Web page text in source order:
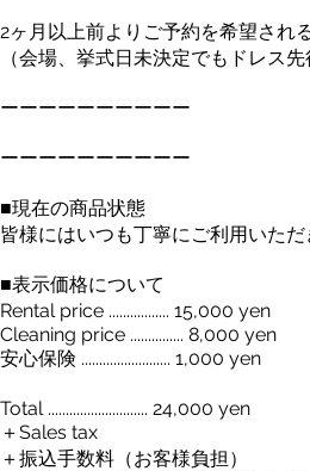
2ヶ月以上前よりご予約を希望さ
（会場、挙式日未決定でもドレス
ーーーーーーーーーー
ーーーーーーーーーー
■現在の商品状態
皆様にはいつも丁寧にご利用いた
■表示価格について
Rental price ................. 15,000 yen
Cleaning price ............... 8,000 yen
安心保険 ......................... 1,000 yen
Total ............................ 24,000 yen
＋Sales tax
＋振込手数料（お客様負担）